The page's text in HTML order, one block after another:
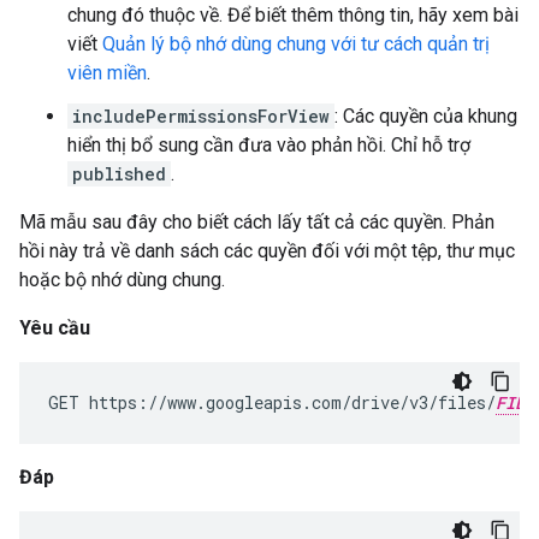
chung đó thuộc về. Để biết thêm thông tin, hãy xem bài
viết Quản lý bộ nhớ dùng chung với tư cách quản trị
viên miền.
includePermissionsForView : Các quyền của khung
hiển thị bổ sung cần đưa vào phản hồi. Chỉ hỗ trợ
published .
Mã mẫu sau đây cho biết cách lấy tất cả các quyền. Phản
hồi này trả về danh sách các quyền đối với một tệp, thư mục
hoặc bộ nhớ dùng chung.
Yêu cầu
GET https://www.googleapis.com/drive/v3/files/
Đáp